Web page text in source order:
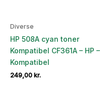
Diverse
HP 508A cyan toner
Kompatibel CF361A – HP –
Kompatibel
249,00 kr.